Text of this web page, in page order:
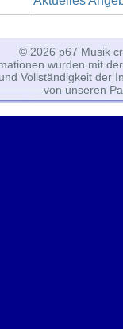
© 2026 p67 Musik
wurden mit
Vollständigkeit der
von unseren